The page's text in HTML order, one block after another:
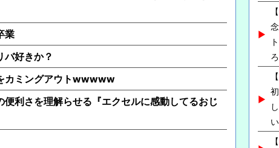
業
バ好きか？
カミングアウトwwwww
便利さを理解らせる『エクセルに感動してるおじ
い